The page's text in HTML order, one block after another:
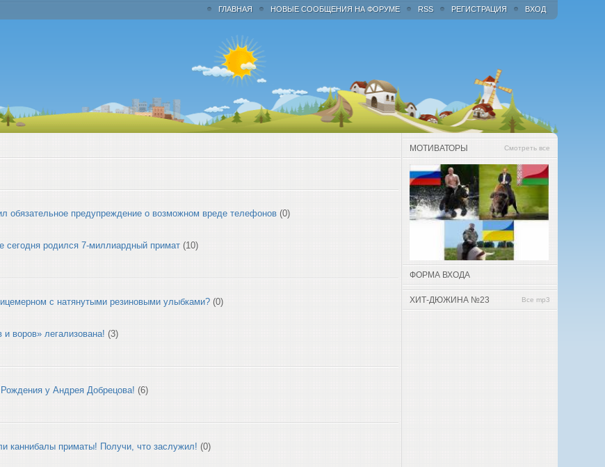
ВХОД
РЕГИСТРАЦИЯ
RSS
НОВЫЕ СООБЩЕНИЯ НА ФОРУМЕ
ГЛАВНАЯ
обязательное предупреждение о возможном вреде телефонов (0)
сегодня родился 7-миллиардный примат (10)
с натянутыми резиновыми улыбками? (0)
воров» легализована! (3)
у Андрея Добрецова! (6)
каннибалы приматы! Получи, что заслужил! (0)
МОТИВАТОРЫ Смотреть все
ФОРМА ВХОДА
ХИТ-ДЮЖИНА №23 Все mp3